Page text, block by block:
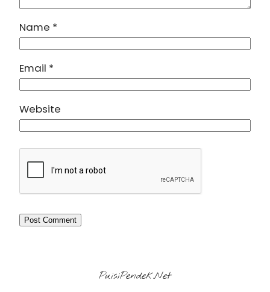
Name *
Email *
Website
PuisiPendek.Net